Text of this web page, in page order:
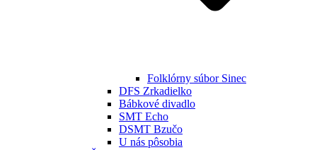
Folklórny súbor Sinec
DFS Zrkadielko
Bábkové divadlo
SMT Echo
DSMT Bzučo
U nás pôsobia